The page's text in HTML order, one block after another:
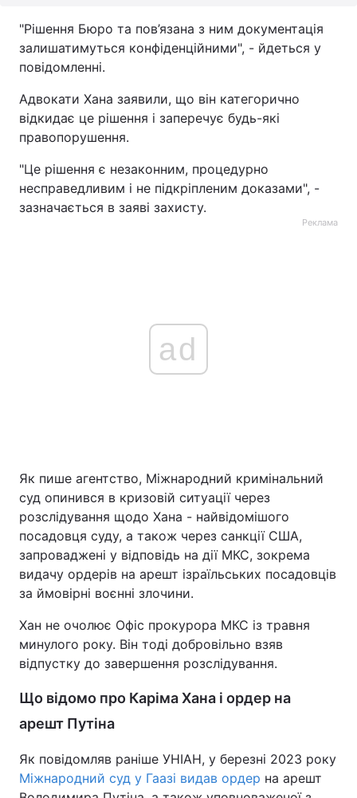
"Рішення Бюро та пов’язана з ним документація
залишатимуться конфіденційними", - йдеться у
повідомленні.
Адвокати Хана заявили, що він категорично
відкидає це рішення і заперечує будь-які
правопорушення.
"Це рішення є незаконним, процедурно
несправедливим і не підкріпленим доказами", -
зазначається в заяві захисту.
Реклама
ad
Як пише агентство, Міжнародний кримінальний
суд опинився в кризовій ситуації через
розслідування щодо Хана - найвідомішого
посадовця суду, а також через санкції США,
запроваджені у відповідь на дії МКС, зокрема
видачу ордерів на арешт ізраїльських посадовців
за ймовірні воєнні злочини.
Хан не очолює Офіс прокурора МКС із травня
минулого року. Він тоді добровільно взяв
відпустку до завершення розслідування.
Що відомо про Каріма Хана і ордер на
арешт Путіна
Як повідомляв раніше УНІАН, у березні 2023 року
Міжнародний суд у Гаазі видав ордер на арешт